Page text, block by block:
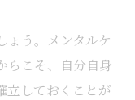
ょう。メンタルケ
らこそ、自分自身
立しておくことが